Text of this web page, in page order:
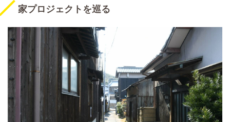
家プロジェクトを巡る